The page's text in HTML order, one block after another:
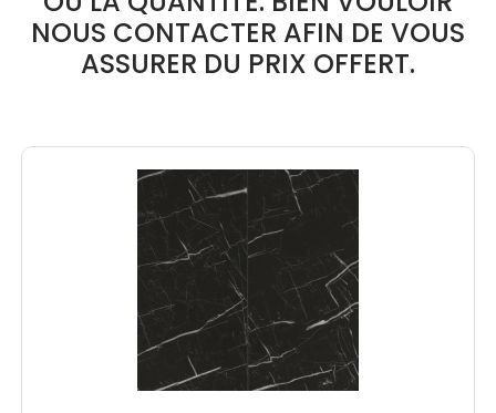
NOUS CONTACTER AFIN DE VOUS
ASSURER DU PRIX OFFERT.